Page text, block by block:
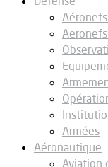
Armées
Aéronautique
Aviation